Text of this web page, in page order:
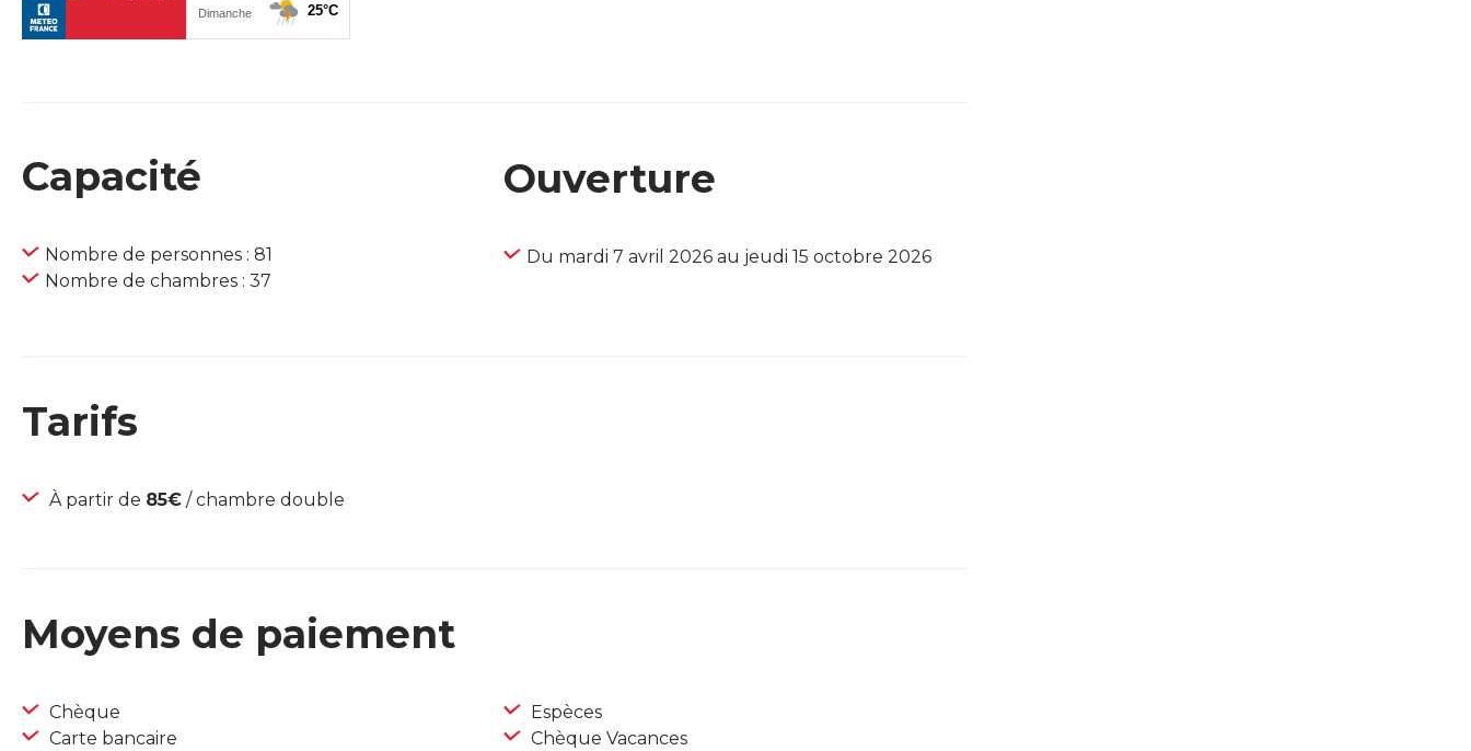
Capacité
Nombre de personnes : 81
Nombre de chambres : 37
Ouverture
Du mardi 7 avril 2026 au jeudi 15 octobre 2026
Tarifs
À partir de 85€ / chambre double
Moyens de paiement
Chèque
Carte bancaire
Espèces
Chèque Vacances